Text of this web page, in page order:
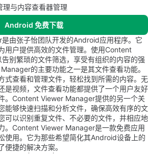
理与内容查看器管理
Android 免费下载
由张子怡团队开发的Android应用程序。它
用户提供高效的文件管理。使用Content
别繁琐的文件筛选，享受有组织的内容的强
的主要功能之一是其文件查看功能。
式查看和管理文件，轻松找到所需的内容。无
是视频，文件查看功能都提供了一个用户友好
。Content Viewer Manager提供的另一个关
能够快速扫描和分析文件，确保高效有序的文
可以识别重复文件、不必要的文件，并相应地
。Content Viewer Manager是一款免费应用
使用。它为那些希望简化其Android设备上的
捷的解决方案。